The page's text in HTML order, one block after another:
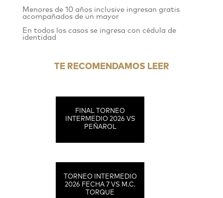
Menores de 10 años inclusive ingresan gratis
acompañados de un mayor
En todos los casos se ingresa con cédula de
identidad
TE RECOMENDAMOS LEER
FINAL TORNEO
INTERMEDIO 2026 VS
PEÑAROL
TORNEO INTERMEDIO
2026 FECHA 7 VS M.C.
TORQUE